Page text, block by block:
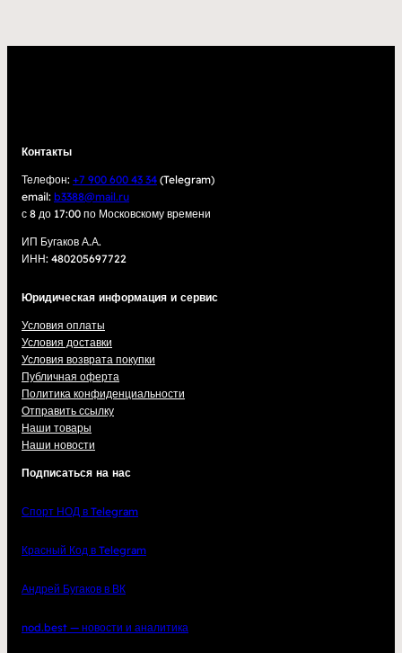
Контакты
Телефон: +7 900 600 43 34 (Telegram)
email: b3388@mail.ru
с 8 до 17:00 по Московскому времени
ИП Бугаков А.А.
ИНН: 480205697722
Юридическая информация и сервис
Условия оплаты
Условия доставки
Условия возврата покупки
Публичная оферта
Политика конфиденциальности
Отправить ссылку
Наши товары
Наши новости
Подписаться на нас
Спорт НОД в Telegram
Красный Код в Telegram
Андрей Бугаков в ВК
nod.best — новости и аналитика